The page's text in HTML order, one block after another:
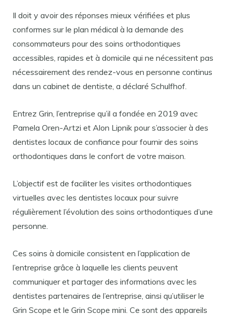
Il doit y avoir des réponses mieux vérifiées et plus
conformes sur le plan médical à la demande des
consommateurs pour des soins orthodontiques
accessibles, rapides et à domicile qui ne nécessitent pas
nécessairement des rendez-vous en personne continus
dans un cabinet de dentiste, a déclaré Schulfhof.
Entrez Grin, l’entreprise qu’il a fondée en 2019 avec
Pamela Oren-Artzi et Alon Lipnik pour s’associer à des
dentistes locaux de confiance pour fournir des soins
orthodontiques dans le confort de votre maison.
L’objectif est de faciliter les visites orthodontiques
virtuelles avec les dentistes locaux pour suivre
régulièrement l’évolution des soins orthodontiques d’une
personne.
Ces soins à domicile consistent en l’application de
l’entreprise grâce à laquelle les clients peuvent
communiquer et partager des informations avec les
dentistes partenaires de l’entreprise, ainsi qu’utiliser le
Grin Scope et le Grin Scope mini. Ce sont des appareils